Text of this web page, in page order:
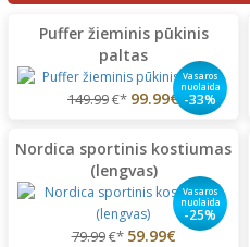
Puffer žieminis pūkinis
paltas
Vasaros
nuolaida
-33%
149.99€* 99.99€
Nordica sportinis kostiumas
(lengvas)
Vasaros
nuolaida
-25%
79.99€* 59.99€